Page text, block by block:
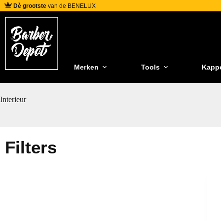
Dè grootste van de BENELUX
Merken Tools
Interieur
Filters